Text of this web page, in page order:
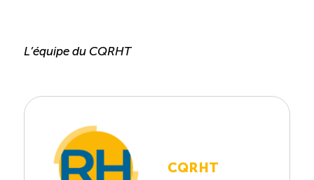
L’équipe du CQRHT
CQRHT